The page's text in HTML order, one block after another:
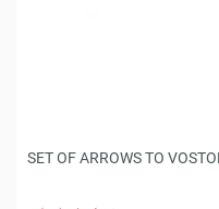
SET OF ARROWS TO